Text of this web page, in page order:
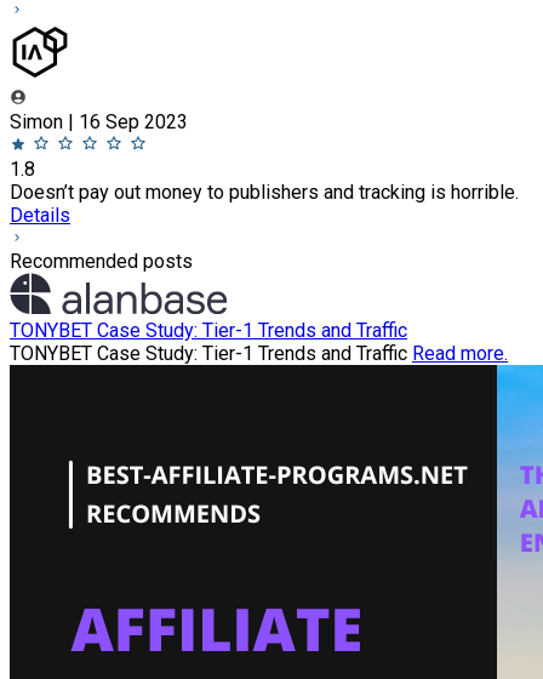
Simon | 16 Sep 2023
1.8
Doesn’t pay out money to publishers and tracking is horrible.
Details
Recommended posts
TONYBET Case Study: Tier-1 Trends and Traffic
TONYBET Case Study: Tier-1 Trends and Traffic Read more.